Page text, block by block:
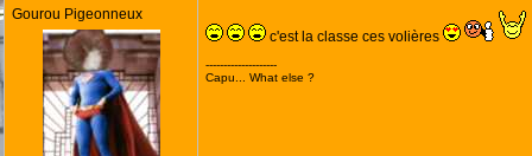
Gourou Pigeonneux
c'est la classe ces volières
--------------------
Capu... What else ?